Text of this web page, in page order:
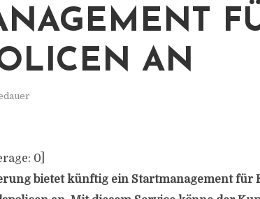
AN
0
bietet künftig ein Startmanagement für